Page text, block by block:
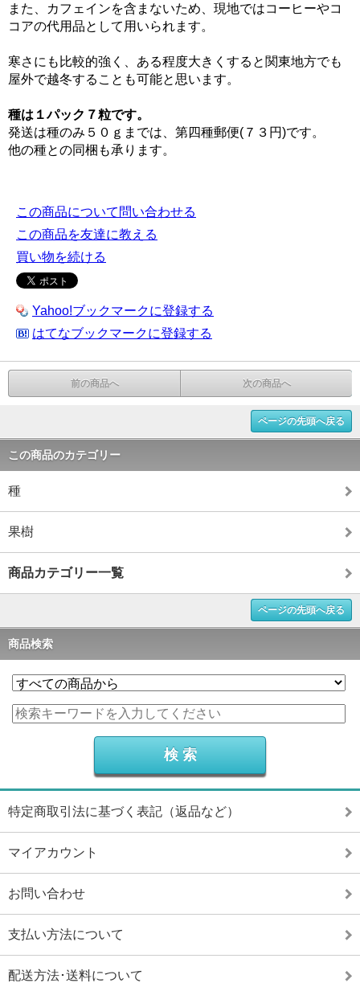
また、カフェインを含まないため、現地ではコーヒーやコ
コアの代用品として用いられます。
寒さにも比較的強く、ある程度大きくすると関東地方でも
屋外で越冬することも可能と思います。
種は１パック７粒です。
発送は種のみ５０ｇまでは、第四種郵便(７３円)です。
他の種との同梱も承ります。
この商品について問い合わせる
この商品を友達に教える
買い物を続ける
Yahoo!ブックマークに登録する
はてなブックマークに登録する
前の商品へ 次の商品へ
ページの先頭へ戻る
この商品のカテゴリー
種
果樹
商品カテゴリー一覧
ページの先頭へ戻る
商品検索
特定商取引法に基づく表記（返品など）
マイアカウント
お問い合わせ
支払い方法について
配送方法･送料について